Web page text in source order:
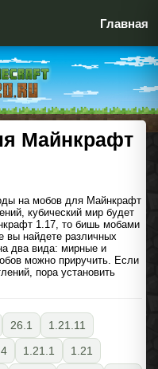
Главная
Майнкрафт
на мобов для Майнкрафт
кубический мир будет
1.17, то бишь мобами
вы найдете различных
два вида: мирные и
можно приручить. Если
пора установить
26.1
1.21.11
1.21.1
1.21